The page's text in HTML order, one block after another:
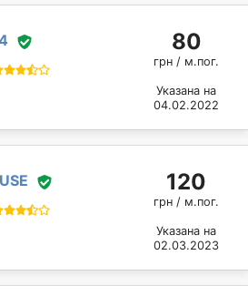
80
грн / м.пог.
Указана на
04.02.2022
120
грн / м.пог.
Указана на
02.03.2023